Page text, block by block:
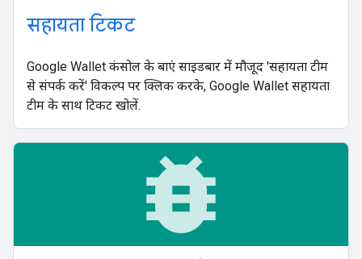
सहायता टिकट
Google Wallet कंसोल के बाएं साइडबार में मौजूद 'सहायता टीम
से संपर्क करें' विकल्प पर क्लिक करके, Google Wallet सहायता
टीम के साथ टिकट खोलें.
bug_report